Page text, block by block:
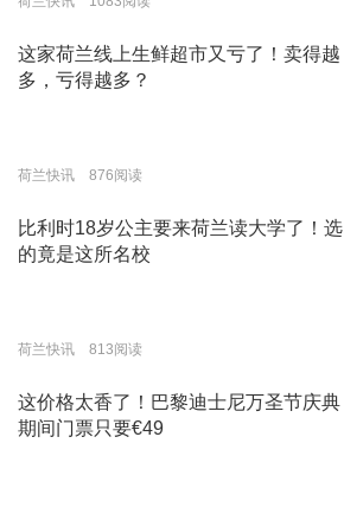
这家荷兰线上生鲜超市又亏了！卖得越
多，亏得越多？
荷兰快讯 876阅读
比利时18岁公主要来荷兰读大学了！选
的竟是这所名校
荷兰快讯 813阅读
这价格太香了！巴黎迪士尼万圣节庆典
期间门票只要€49